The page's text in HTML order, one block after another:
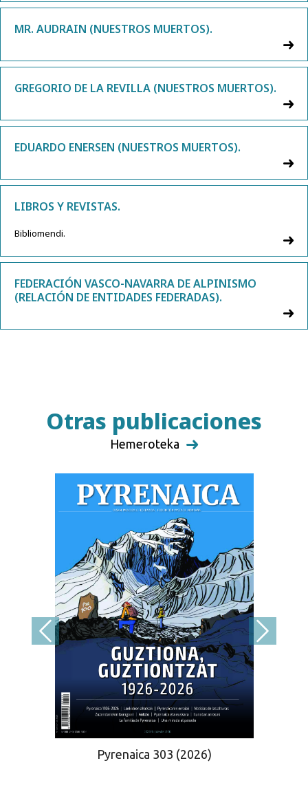
MR. AUDRAIN (NUESTROS MUERTOS).
GREGORIO DE LA REVILLA (NUESTROS MUERTOS).
EDUARDO ENERSEN (NUESTROS MUERTOS).
LIBROS Y REVISTAS.
Bibliomendi.
FEDERACIÓN VASCO-NAVARRA DE ALPINISMO
(RELACIÓN DE ENTIDADES FEDERADAS).
Otras publicaciones
Hemeroteka
Pyrenaica 303 (2026)